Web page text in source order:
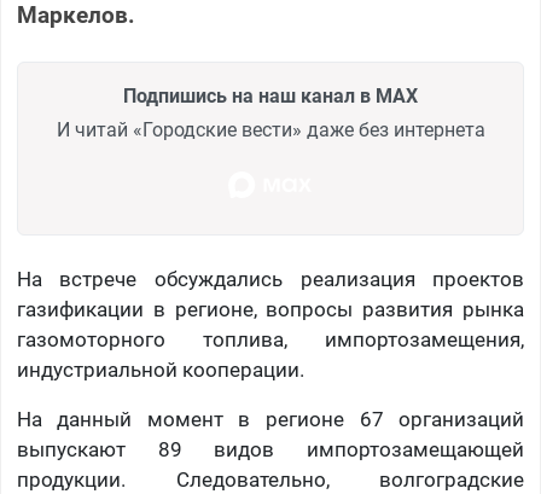
Маркелов.
Подпишись на наш канал в MAX
И читай «Городские вести» даже без интернета
На встрече обсуждались реализация проектов
газификации в регионе, вопросы развития рынка
газомоторного топлива, импортозамещения,
индустриальной кооперации.
На данный момент в регионе 67 организаций
выпускают 89 видов импортозамещающей
продукции. Следовательно, волгоградские